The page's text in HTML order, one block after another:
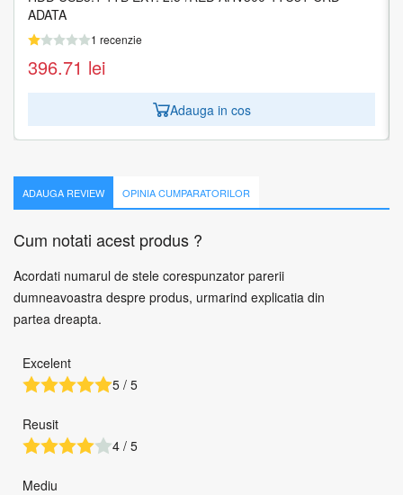
ADATA
1 recenzie
396.71 lei
Adauga in cos
2TB 2,5 USB 3.1 - Albastru
1 recenzie
391.74 lei
Adauga in cos
ADAUGA REVIEW OPINIA CUMPARATORILOR
Cum notati acest produs ?
Acordati numarul de stele corespunzator parerii
dumneavoastra despre produs, urmarind explicatia din
partea dreapta.
Excelent
5 / 5
Reusit
4 / 5
Mediu